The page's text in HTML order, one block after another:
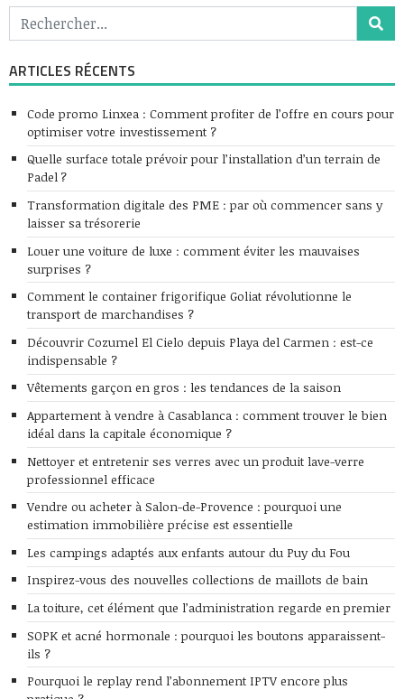
ARTICLES RÉCENTS
Code promo Linxea : Comment profiter de l’offre en cours pour
optimiser votre investissement ?
Quelle surface totale prévoir pour l’installation d’un terrain de
Padel ?
Transformation digitale des PME : par où commencer sans y
laisser sa trésorerie
Louer une voiture de luxe : comment éviter les mauvaises
surprises ?
Comment le container frigorifique Goliat révolutionne le
transport de marchandises ?
Découvrir Cozumel El Cielo depuis Playa del Carmen : est-ce
indispensable ?
Vêtements garçon en gros : les tendances de la saison
Appartement à vendre à Casablanca : comment trouver le bien
idéal dans la capitale économique ?
Nettoyer et entretenir ses verres avec un produit lave-verre
professionnel efficace
Vendre ou acheter à Salon-de-Provence : pourquoi une
estimation immobilière précise est essentielle
Les campings adaptés aux enfants autour du Puy du Fou
Inspirez-vous des nouvelles collections de maillots de bain
La toiture, cet élément que l’administration regarde en premier
SOPK et acné hormonale : pourquoi les boutons apparaissent-
ils ?
Pourquoi le replay rend l’abonnement IPTV encore plus